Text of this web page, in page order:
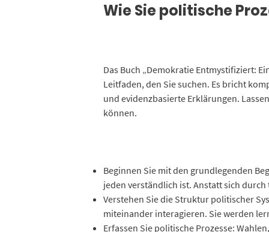
Wie Sie politische
Das Buch „Demokratie Entmystifiziert:
Leitfaden, den Sie suchen. Es bricht
und evidenzbasierte Erklärungen.
können.
Beginnen Sie mit den grundlegenden
jeden verständlich ist. Anstatt sich
Verstehen Sie die Struktur politischer
miteinander interagieren. Sie werden
Erfassen Sie politische Prozesse: